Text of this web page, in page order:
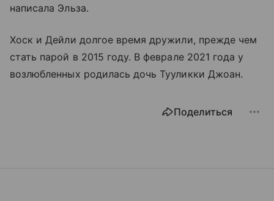
написала Эльза.
Хоск и Дейли долгое время дружили, прежде чем
стать парой в 2015 году. В феврале 2021 года у
возлюбленных родилась дочь Тууликки Джоан.
Поделиться